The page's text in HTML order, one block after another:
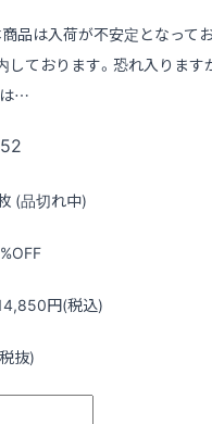
品は入荷が不安定となって
ております。恐れ入ります
…
(品切れ中)
%OFF
円(税込)
抜)